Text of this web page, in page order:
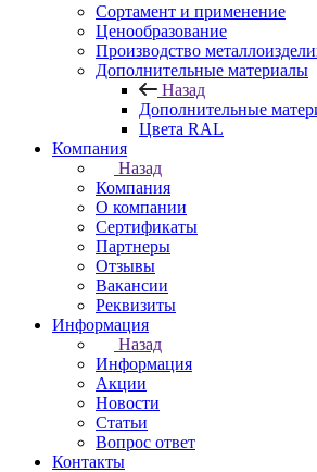
Сортамент и применение
Ценообразование
Производство
Дополнительные материалы
Назад
Дополнительные
Цвета RAL
Компания
Назад
Компания
О компании
Сертификаты
Партнеры
Отзывы
Вакансии
Реквизиты
Информация
Назад
Информация
Акции
Новости
Статьи
Вопрос ответ
Контакты